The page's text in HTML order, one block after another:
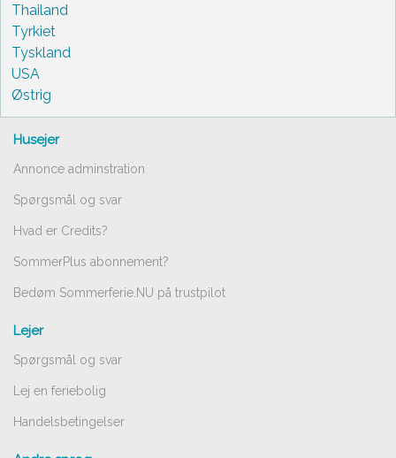
Thailand
Tyrkiet
Tyskland
USA
Østrig
Husejer
Annonce adminstration
Spørgsmål og svar
Hvad er Credits?
SommerPlus abonnement?
Bedøm Sommerferie.NU på trustpilot
Lejer
Spørgsmål og svar
Lej en feriebolig
Handelsbetingelser